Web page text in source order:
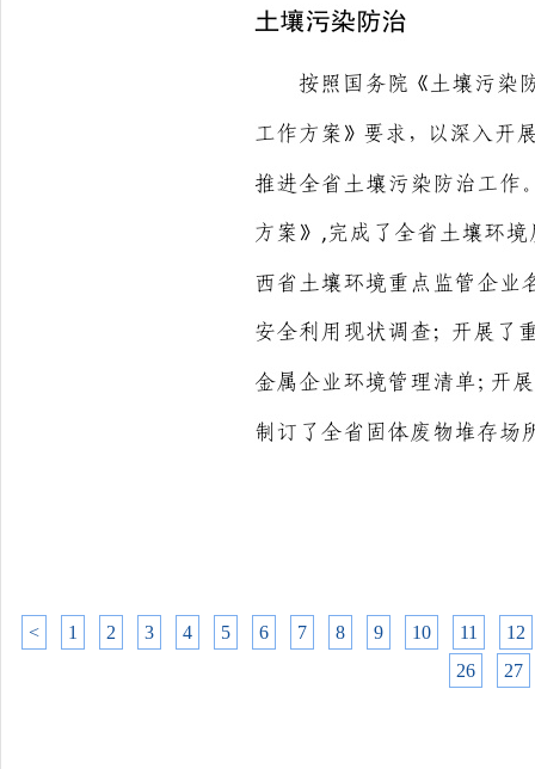
< 1 2 3 4 5 6 7 8 9 10 11
12
26
27